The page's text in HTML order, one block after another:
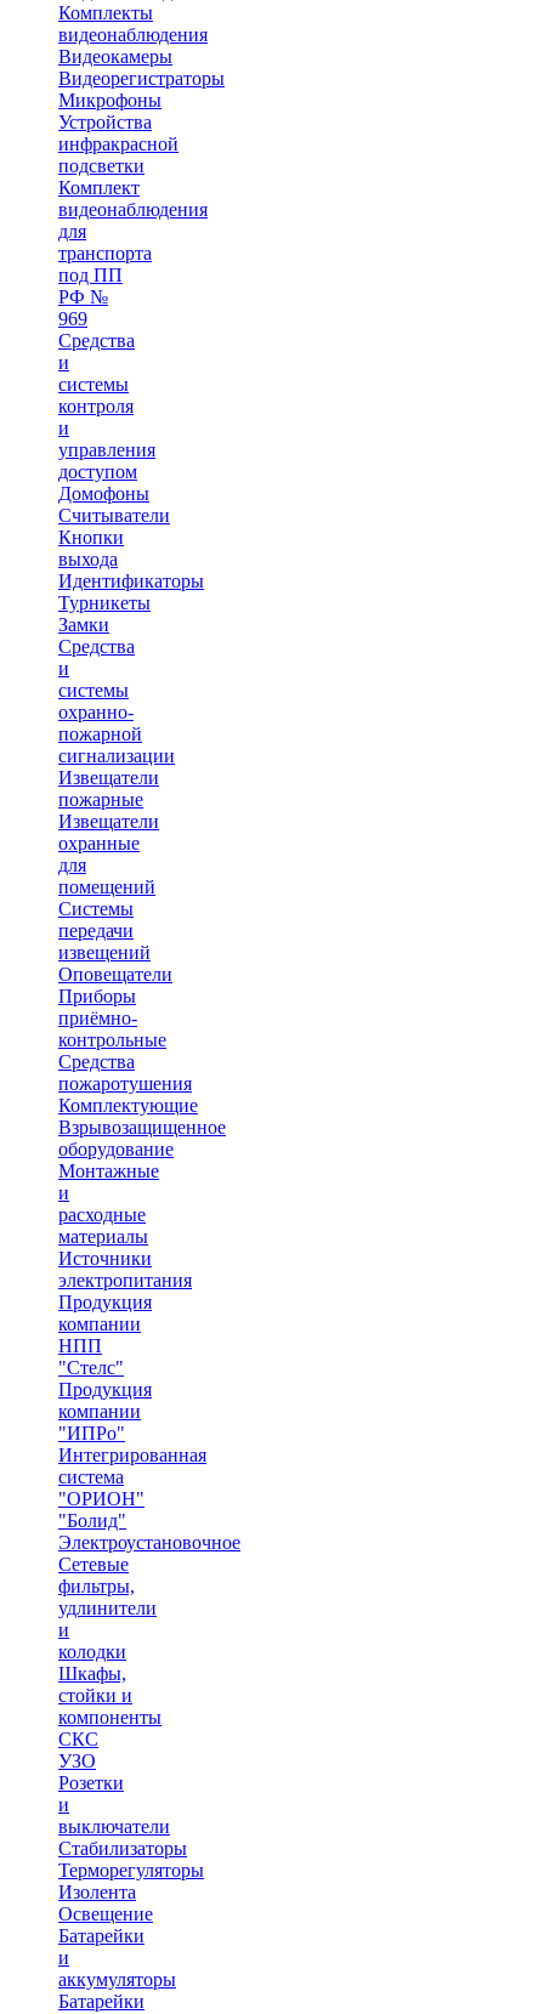
Комплекты
видеонаблюдения
Видеокамеры
Видеорегистраторы
Микрофоны
Устройства
инфракрасной
подсветки
Комплект
видеонаблюдения
для
транспорта
под ПП
РФ №
969
Средства
и
системы
контроля
и
управления
доступом
Домофоны
Считыватели
Кнопки
выхода
Идентификаторы
Турникеты
Замки
Средства
и
системы
охранно-
пожарной
сигнализации
Извещатели
пожарные
Извещатели
охранные
для
помещений
Системы
передачи
извещений
Оповещатели
Приборы
приёмно-
контрольные
Средства
пожаротушения
Комплектующие
Взрывозащищенное
оборудование
Монтажные
и
расходные
материалы
Источники
электропитания
Продукция
компании
НПП
"Стелс"
Продукция
компании
"ИПРо"
Интегрированная
система
"ОРИОН"
"Болид"
Электроустановочное
Сетевые
фильтры,
удлинители
и
колодки
Шкафы,
стойки и
компоненты
СКС
УЗО
Розетки
и
выключатели
Стабилизаторы
Терморегуляторы
Изолента
Освещение
Батарейки
и
аккумуляторы
Батарейки